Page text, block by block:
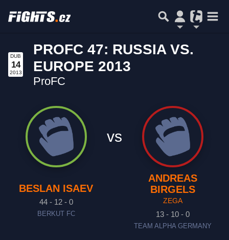
DUB
14
2013
PROFC 47: RUSSIA VS.
EUROPE 2013
ProFC
BESLAN ISAEV
44 - 12 - 0
BERKUT FC
vs
ANDREAS
BIRGELS
ZEGA
13 - 10 - 0
TEAM ALPHA GERMANY